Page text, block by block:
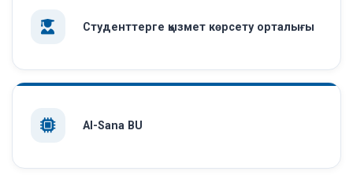
Студенттерге қызмет көрсету орталығы
AI-Sana BU